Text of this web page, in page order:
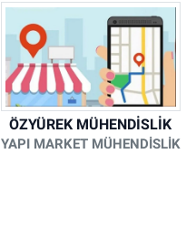
ÖZYÜREK MÜHENDİSLİK
YAPI MARKET MÜHENDİSLİK